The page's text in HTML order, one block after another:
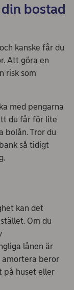
bostad
kanske får du
Att göra en
risk som
med pengarna
du får för lite
bolån. Tror du
så tidigt
kan det
Om du
lånen är
amortera beror
på huset eller